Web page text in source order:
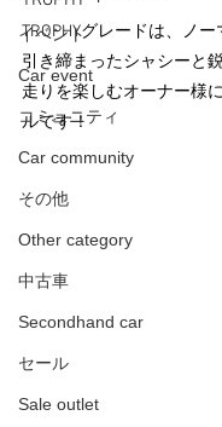
イベント
Car event
コミュニティ
Car community
その他
Other category
中古車
Secondhand car
セール
Sale outlet
TROPHYグレードは、ノ
引き締まったシャシーと
走りを楽しむオーナー様
ルです！